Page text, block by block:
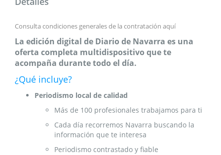
Consulta condiciones generales de la contratación aquí
La edición digital de Diario de Navarra es una
oferta completa multidispositivo que te
acompaña durante todo el día.
¿Qué incluye?
Periodismo local de calidad
Más de 100 profesionales trabajamos para ti
Cada día recorremos Navarra buscando la
información que te interesa
Periodismo contrastado y fiable